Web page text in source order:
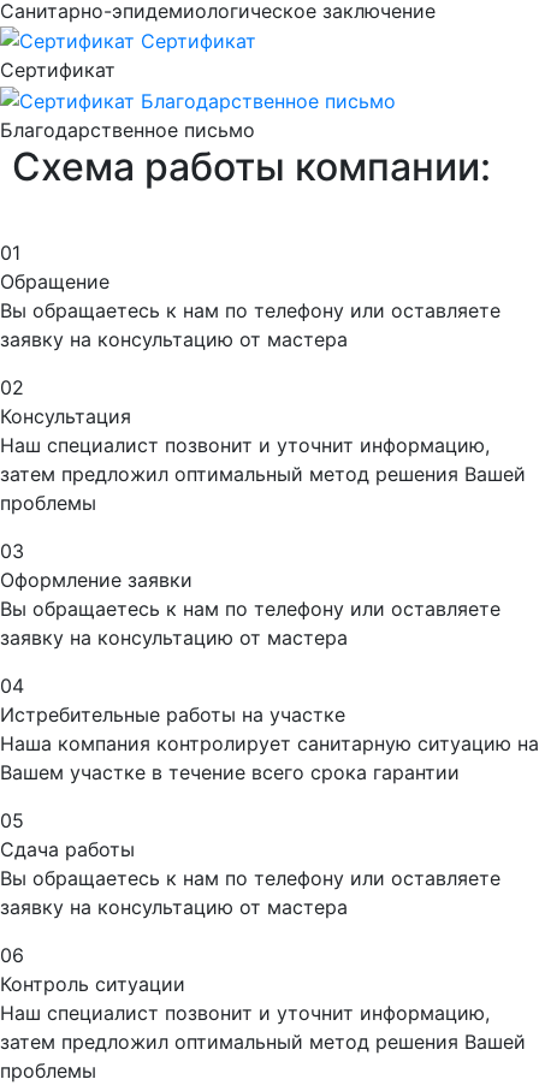
Санитарно-эпидемиологическое заключение
Сертификат
Благодарственное письмо
Схема работы компании:
01
Обращение
Вы обращаетесь к нам по телефону или оставляете
заявку на консультацию от мастера
02
Консультация
Наш специалист позвонит и уточнит информацию,
затем предложил оптимальный метод решения Вашей
проблемы
03
Оформление заявки
Вы обращаетесь к нам по телефону или оставляете
заявку на консультацию от мастера
04
Истребительные работы на участке
Наша компания контролирует санитарную ситуацию на
Вашем участке в течение всего срока гарантии
05
Сдача работы
Вы обращаетесь к нам по телефону или оставляете
заявку на консультацию от мастера
06
Контроль ситуации
Наш специалист позвонит и уточнит информацию,
затем предложил оптимальный метод решения Вашей
проблемы